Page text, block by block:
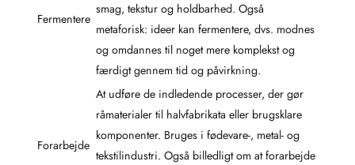
Fermentere
smag, tekstur og holdbarhed. Også
metaforisk: ideer kan fermentere, dvs. modnes
og omdannes til noget mere komplekst og
færdigt gennem tid og påvirkning.
Forarbejde
At udføre de indledende processer, der gør
råmaterialer til halvfabrikata eller brugsklare
komponenter. Bruges i fødevare-, metal- og
tekstilindustri. Også billedligt om at forarbejde